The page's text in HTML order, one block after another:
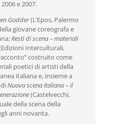
e 2007.
Godder(L’Epos, Palermo
giovane coreografa e
Resti di scena – materiali
Interculturali,
costruito come
poetici di artisti della
italiana e, insieme a
Nuova scena italiana – il
(Castelvecchi,
della scena della
anni novanta.